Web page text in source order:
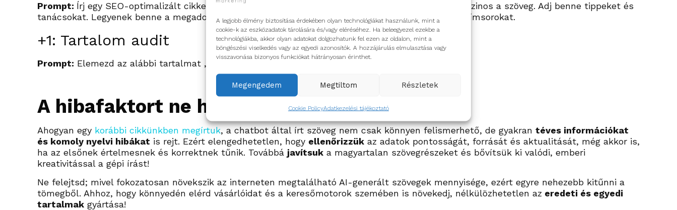
A legjobb élmény biztosítása érdekében olyan technológiákat használunk, mint a
cookie-k az eszközadatok tárolására és/vagy eléréséhez. Ha beleegyezel ezekbe a
technológiákba, akkor olyan adatokat dolgozhatunk fel ezen az oldalon, mint a
böngészési viselkedés vagy az egyedi azonosítók. A hozzájárulás elmulasztása vagy
visszavonása bizonyos funkciókat hátrányosan érinthet.
Megengedem Megtiltom Részletek
Cookie PolicyAdatkezelési tájékoztató
Prompt: Írj egy SEO-optimalizált cikket az „Horvátország utazás
témában. Legyen edukatív, magazinos a szöveg. Adj benne tippeket és
tanácsokat. Legyenek benne a megadott kulcsszavak:
Dubrovnik, Split ” Add meg a H1, H2 és H3 címsorokat.
+1: Tartalom audit
Prompt: Elemezd az alábbi tartalmat „ SEO szempontból! Mi hiányzik belőle, mit javítsak rajta?
A hibafaktort ne hagyd figyelmen kívül!
Ahogyan egy korábbi cikkünkben megírtuk, a chatbot által írt szöveg nem csak könnyen felismerhető, de gyakran téves információkat
és komoly nyelvi hibákat is rejt. Ezért elengedhetetlen, hogy ellenőrizzük az adatok pontosságát, forrását és aktualitását, még akkor is,
ha az elsőnek értelmesnek és korrektnek tűnik. Továbbá javítsuk a magyartalan szövegrészeket és bővítsük ki valódi, emberi
kreativitással a gépi írást!
Ne felejtsd; mivel fokozatosan növekszik az interneten megtalálható AI-generált szövegek mennyisége, ezért egyre nehezebb kitűnni a
tömegből. Ahhoz, hogy könnyedén elérd vásárlóidat és a keresőmotorok szemében is növekedj, nélkülözhetetlen az eredeti és egyedi
tartalmak gyártása!